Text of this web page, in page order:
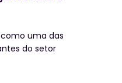
uma das
do setor